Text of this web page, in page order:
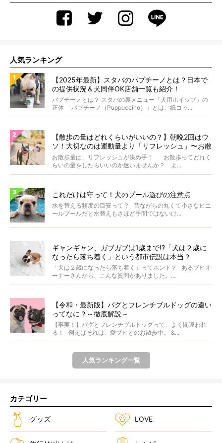
人気ランキング
【2025年最新】スタバのパプチーノとは？日本で
の提供状況＆犬同伴OK店舗一覧も紹介！
パプチーノとは？ スタバの裏メニュー「犬用ホイップ」の
正体 「パプチーノ（Puppuccino）」とは、紙コッ...
【散歩の量はどれくらいがいいの？】朝晩2回はウ
ソ！大切なのは運動量より「リフレッシュ」〜お散
歩にまつわる疑問FAQつき〜
お散歩量は、リフレッシュが決め手！ お散歩ってどれく
らいの量をしたらいいのか迷いませんか？ よ...
これだけは守って！犬のプール遊びの注意点
水を替える頻度の目安って？ 昔ながらの丸くて小さなビニ
ールプールだと水替えもさほど手間ではないけ...
ギャンギャン、ガブガブは1歳まで!?「犬は２歳に
なったら落ち着く」という都市伝説は本当？
「犬は２歳になったら落ち着く」ってホント？ あるブヒオ
ーナーさんから、こんな質問がありました。...
【令和・最新版】パグとフレンチブルドッグの違い
ってなに？～徹底解説～
【事実！】パグとフレンチブルドッグって、よく間違われ
る！ 例えばそれは、愛ブヒとのお散歩中。 &...
人気ランキング一覧
カテゴリー
グッズ LOVE